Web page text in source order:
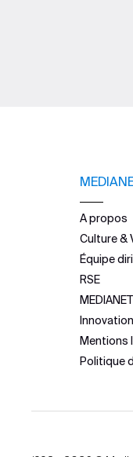
A propos
Culture &
Équipe
RSE
Innovation
Mentions
Politique